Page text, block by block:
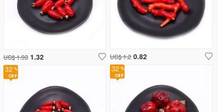
US$ 1.2 0.82
US$ 1.93 1.32
32
32